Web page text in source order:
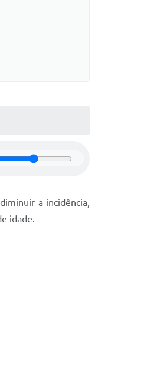
a incidência,
idade.